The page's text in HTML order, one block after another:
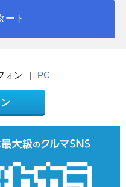
ート
ォン | PC